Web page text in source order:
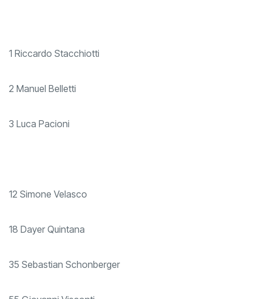
1 Riccardo Stacchiotti
2 Manuel Belletti
3 Luca Pacioni
12 Simone Velasco
18 Dayer Quintana
35 Sebastian Schonberger